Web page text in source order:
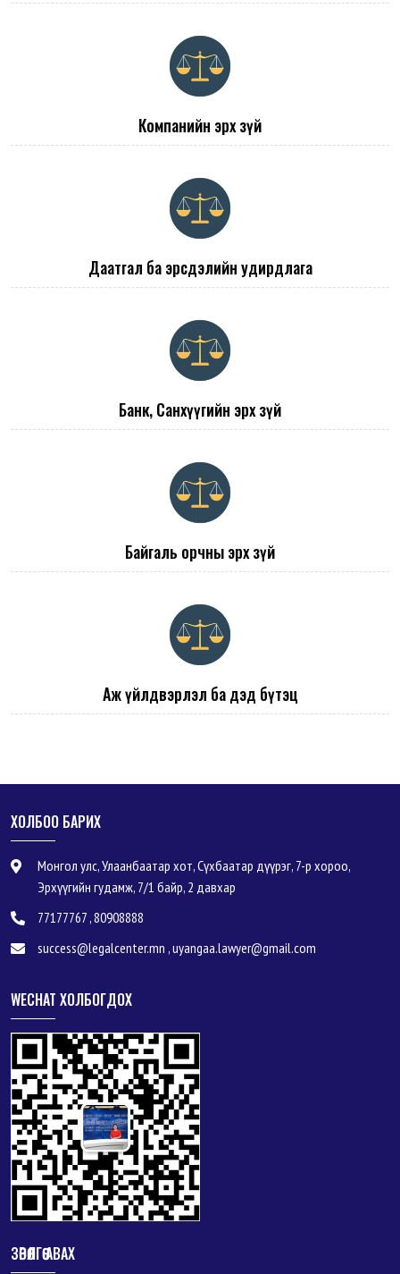
Компанийн эрх зүй
Даатгал ба эрсдэлийн удирдлага
Банк, Санхүүгийн эрх зүй
Байгаль орчны эрх зүй
Аж үйлдвэрлэл ба дэд бүтэц
ХОЛБОО БАРИХ
Монгол улс, Улаанбаатар хот, Сүхбаатар дүүрэг, 7-р хороо,
Эрхүүгийн гудамж, 7/1 байр, 2 давхар
77177767 , 80908888
success@legalcenter.mn , uyangaa.lawyer@gmail.com
WECHAT ХОЛБОГДОХ
ЗӨВӨЛГӨӨ АВАХ